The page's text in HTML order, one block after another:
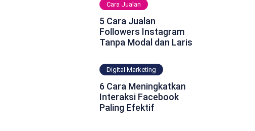
Cara Jualan
5 Cara Jualan
Followers Instagram
Tanpa Modal dan Laris
Digital Marketing
6 Cara Meningkatkan
Interaksi Facebook
Paling Efektif